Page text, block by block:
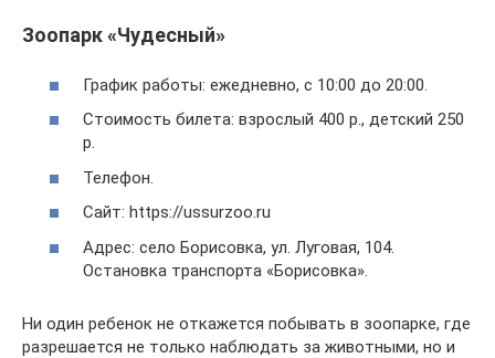
Зоопарк «Чудесный»
График работы: ежедневно, с 10:00 до 20:00.
Стоимость билета: взрослый 400 р., детский 250
р.
Телефон.
Сайт: https://ussurzoo.ru
Адрес: село Борисовка, ул. Луговая, 104.
Остановка транспорта «Борисовка».
Ни один ребенок не откажется побывать в зоопарке, где
разрешается не только наблюдать за животными, но и